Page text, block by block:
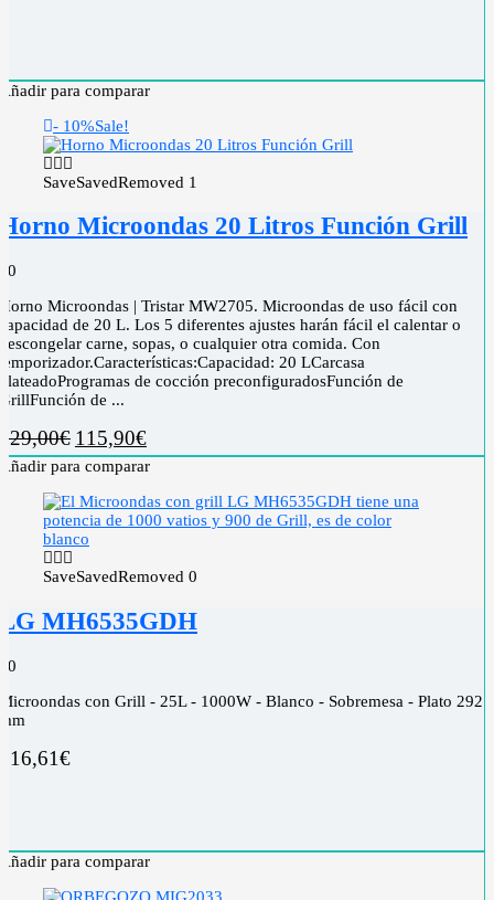
Añadir para comparar
- 10%Sale!
SaveSavedRemoved 1
Horno Microondas 20 Litros Función Grill
0
Horno Microondas | Tristar MW2705. Microondas de uso fácil con
capacidad de 20 L. Los 5 diferentes ajustes harán fácil el calentar o
descongelar carne, sopas, o cualquier otra comida. Con
temporizador.Características:Capacidad: 20 LCarcasa
plateadoProgramas de cocción preconfiguradosFunción de
GrillFunción de ...
129,00€ 115,90€
Añadir para comparar
SaveSavedRemoved 0
LG MH6535GDH
0
Microondas con Grill - 25L - 1000W - Blanco - Sobremesa - Plato 292
mm
116,61€
Añadir para comparar